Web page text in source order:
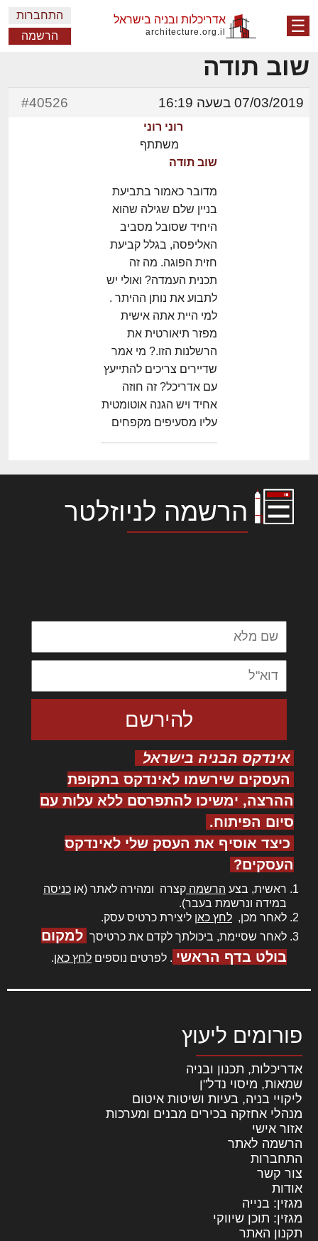
☰ אדריכלות ובניה בישראל
architecture.org.il
התחברות
הרשמה
שוב תודה
07/03/2019 בשעה 16:19 #40526
רוני רוני
משתתף
שוב תודה
מדובר כאמור בתביעת
בניין שלם שגילה שהוא
היחיד שסובל מסביב
האליפסה, בגלל קביעת
חזית הפוגה. מה זה
תכנית העמדה? ואולי יש
לתבוע את נותן ההיתר .
למי היית אתה אישית
מפזר תיאורטית את
הרשלנות הזו.? מי אמר
שדיירים צריכים להתייעץ
עם אדריכל? זה חוזה
אחיד ויש הגנה אוטומטית
עליו מסעיפים מקפחים
הרשמה לניוזלטר
אינדקס הבניה בישראל
העסקים שירשמו לאינדקס בתקופת
ההרצה, ימשיכו להתפרסם ללא עלות עם
סיום הפיתוח.
כיצד אוסיף את העסק שלי לאינדקס
העסקים?
ראשית, בצע הרשמה קצרה ומהירה לאתר (או כניסה
במידה ונרשמת בעבר).
לאחר מכן, לחץ כאן ליצירת כרטיס עסק.
לאחר שסיימת, ביכולתך לקדם את כרטיסך למקום
בולט בדף הראשי . לפרטים נוספים לחץ כאן.
פורומים ליעוץ
אדריכלות, תכנון ובניה
שמאות, מיסוי נדל"ן
ליקויי בניה, בעיות ושיטות איטום
מנהלי אחזקה בכירים מבנים ומערכות
אזור אישי
הרשמה לאתר
התחברות
צור קשר
אודות
מגזין: בנייה
מגזין: תוכן שיווקי
תקנון האתר